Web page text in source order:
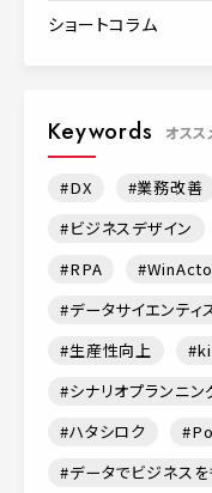
ショートコラム
Keywords オス
DX 業務改善
ビジネスデザイン
RPA
データサイエンテ
生産性向上
シナリオプランニン
ハタシロク
データでビジネスを